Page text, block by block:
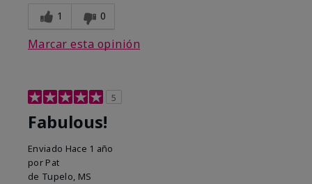
1 0
Marcar esta opinión
5
Fabulous!
Enviado Hace 1 año
por Pat
de Tupelo, MS